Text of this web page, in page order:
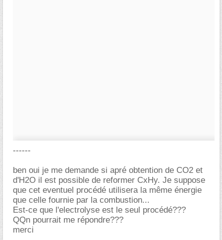
------
ben oui je me demande si apré obtention de CO2 et
d'H2O il est possible de reformer CxHy. Je suppose
que cet eventuel procédé utilisera la même énergie
que celle fournie par la combustion...
Est-ce que l'electrolyse est le seul procédé???
QQn pourrait me répondre???
merci